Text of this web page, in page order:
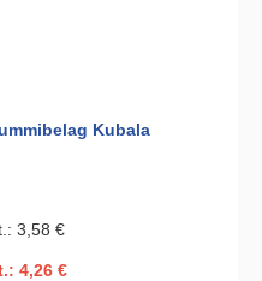
Kubala
3,58 €
4,26 €